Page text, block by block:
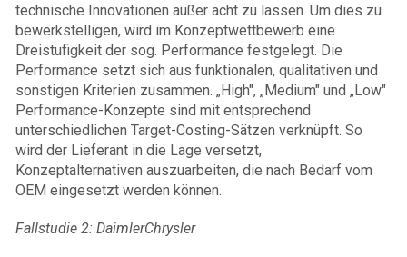
technische Innovationen außer acht zu lassen. Um dies zu
bewerkstelligen, wird im Konzeptwettbewerb eine
Dreistufigkeit der sog. Performance festgelegt. Die
Performance setzt sich aus funktionalen, qualitativen und
sonstigen Kriterien zusammen. „High", „Medium" und „Low"
Performance-Konzepte sind mit entsprechend
unterschiedlichen Target-Costing-Sätzen verknüpft. So
wird der Lieferant in die Lage versetzt,
Konzeptalternativen auszuarbeiten, die nach Bedarf vom
OEM eingesetzt werden können.
Fallstudie 2: DaimlerChrysler